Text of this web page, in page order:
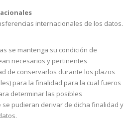
internacionales de los datos.
se mantenga su condición de
necesarios y pertinentes
de conservarlos durante los plazos
para la finalidad para la cual fueros
determinar las posibles
pudieran derivar de dicha finalidad y